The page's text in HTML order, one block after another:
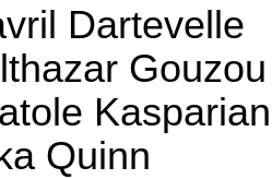
Dartevelle
Gouzou
Kasparian
Quinn